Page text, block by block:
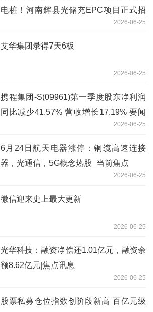
电桩！河南辉县光储充EPC项目正式招
2026-06-25
艾华集团录得7天6板
2026-06-25
携程集团-S(09961)第一季度股东净利润
同比减少41.57% 营收增长17.19% 要闻
2026-06-25
6月24日航天电器涨停：铜缆高速连接
器，光通信，5G概念热股_当前焦点
2026-06-25
微信迎来史上最大更新
2026-06-25
光华科技：融资净偿还1.01亿元，融资余
额8.62亿元|焦点讯息
2026-06-25
股票私募仓位指数创阶段新高 百亿元级